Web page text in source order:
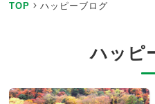
TOP ハッピーブログ
ハッピ